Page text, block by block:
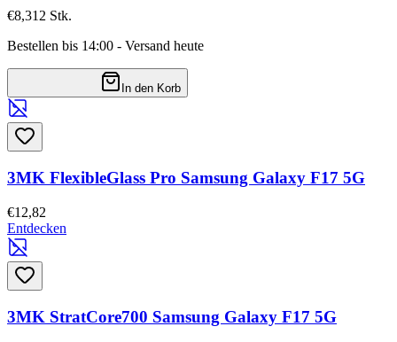
€8,31 2 Stk.
Bestellen bis 14:00 - Versand heute
In den Korb
3MK FlexibleGlass Pro Samsung Galaxy F17 5G
€12,82
Entdecken
3MK StratCore700 Samsung Galaxy F17 5G